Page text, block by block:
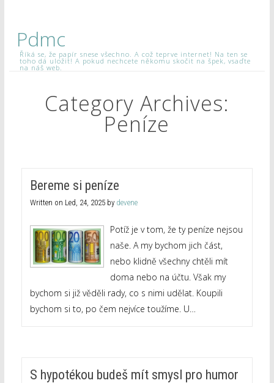
Pdmc
Říká se, že papír snese všechno. A což teprve internet! Na ten se
toho dá uložit! A pokud nechcete někomu skočit na špek, vsaďte
na náš web.
Category Archives:
Peníze
Bereme si peníze
Written on Led, 24, 2025 by devene
Potíž je v tom, že ty peníze nejsou
naše. A my bychom jich část,
nebo klidně všechny chtěli mít
doma nebo na účtu. Však my
bychom si již věděli rady, co s nimi udělat. Koupili
bychom si to, po čem nejvíce toužíme. U…
S hypotékou budeš mít smysl pro humor